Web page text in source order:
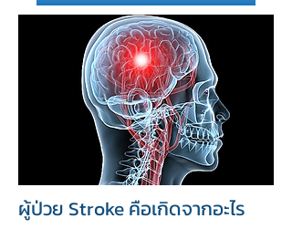
ผู้ป่วย Stroke คือเกิดจากอะไร